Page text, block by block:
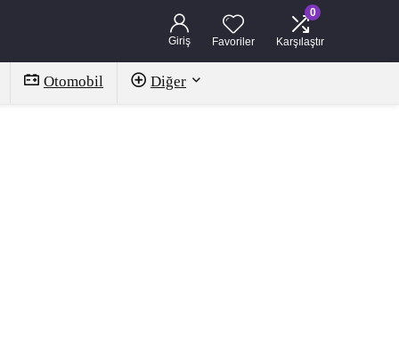
Giriş Favoriler
0
Karşılaştır
Otomobil Diğer